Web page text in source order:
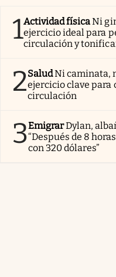
1Actividad físicaNi
ejercicio ideal para
circulación y
2SaludNi caminata,
ejercicio clave para
circulación
3EmigrarDylan,
“Después de 8
con 320 dólares”